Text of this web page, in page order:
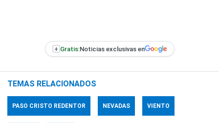
+ Gratis:Noticias exclusivas en
TEMAS RELACIONADOS
PASO CRISTO REDENTOR NEVADAS VIENTO